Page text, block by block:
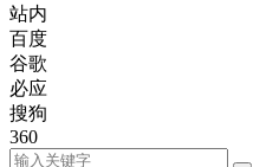
站内
百度
谷歌
必应
搜狗
360